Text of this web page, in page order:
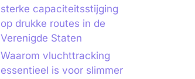
sterke capaciteitsstijging
op drukke routes in de
Verenigde Staten
Waarom vluchttracking
essentieel is voor slimmer